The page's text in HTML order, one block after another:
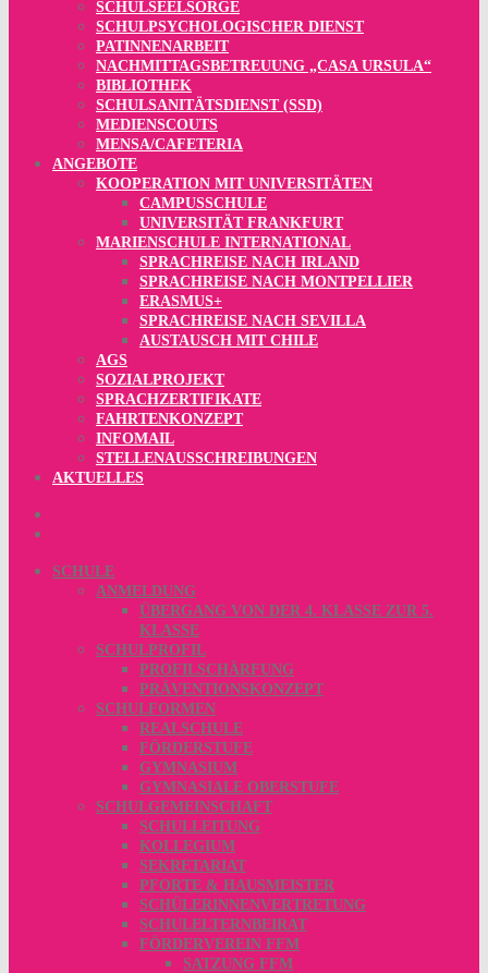
SCHULSEELSORGE
SCHULPSYCHOLOGISCHER DIENST
PATINNENARBEIT
NACHMITTAGSBETREUUNG „CASA URSULA“
BIBLIOTHEK
SCHULSANITÄTSDIENST (SSD)
MEDIENSCOUTS
MENSA/CAFETERIA
ANGEBOTE
KOOPERATION MIT UNIVERSITÄTEN
CAMPUSSCHULE
UNIVERSITÄT FRANKFURT
MARIENSCHULE INTERNATIONAL
SPRACHREISE NACH IRLAND
SPRACHREISE NACH MONTPELLIER
ERASMUS+
SPRACHREISE NACH SEVILLA
AUSTAUSCH MIT CHILE
AGS
SOZIALPROJEKT
SPRACHZERTIFIKATE
FAHRTENKONZEPT
INFOMAIL
STELLENAUSSCHREIBUNGEN
AKTUELLES
SCHULE
ANMELDUNG
ÜBERGANG VON DER 4. KLASSE ZUR 5.
KLASSE
SCHULPROFIL
PROFILSCHÄRFUNG
PRÄVENTIONSKONZEPT
SCHULFORMEN
REALSCHULE
FÖRDERSTUFE
GYMNASIUM
GYMNASIALE OBERSTUFE
SCHULGEMEINSCHAFT
SCHULLEITUNG
KOLLEGIUM
SEKRETARIAT
PFORTE & HAUSMEISTER
SCHÜLERINNENVERTRETUNG
SCHULELTERNBEIRAT
FÖRDERVEREIN FFM
SATZUNG FFM